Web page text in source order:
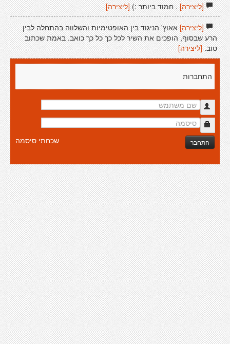
[ליצירה]. חמוד ביותר :) [ליצירה]
[ליצירה]אאוץ' הניגוד בין האופטימיות והשלווה בהתחלה לבין
הרע שבסוף, הופכים את השיר לכל כך כל כך כואב. באמת שכתוב
טוב. [ליצירה]
התחברות
התחבר שכחתי סיסמה